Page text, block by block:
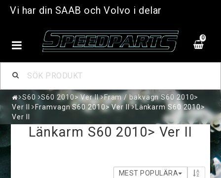
Vi har din SAAB och Volvo i delar
0
S60 S60 2010> Ver II
Fram / bakvagn S60 2010>
Ver II
Framvagn S60 2010> Ver II
Länkarm S60 2010>
Ver II
Länkarm S60 2010> Ver II
MEST POPULÄRA